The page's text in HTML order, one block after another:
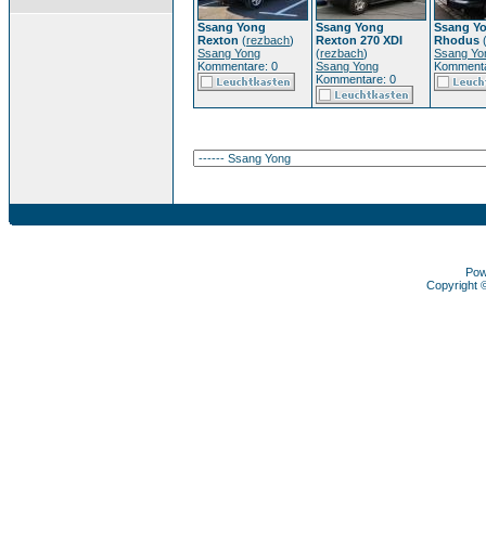
Ssang Yong
Rexton (rezbach)
Ssang Yong
Kommentare: 0
Ssang Yong
Rexton 270 XDI
(rezbach)
Ssang Yong
Kommentare: 0
Ssang
Rhodus (
Ssang
Copyright